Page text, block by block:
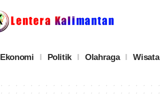
Ekonomi Politik Olahraga Wisata